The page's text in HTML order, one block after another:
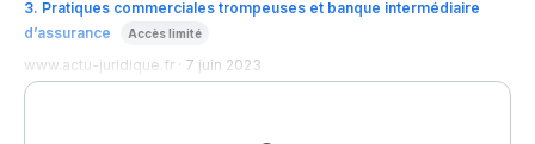
3. Pratiques commerciales trompeuses et banque intermédiaire
d’assurance
Accès limité
www.actu-juridique.fr · 7 juin 2023